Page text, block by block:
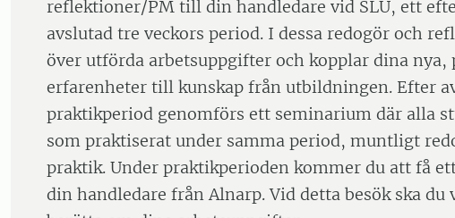
reflektioner/PM till din handledare vid SLU, ett
avslutad tre veckors period. I dessa redogör och
över utförda arbetsuppgifter och kopplar dina nya,
erfarenheter till kunskap från utbildningen. Efter
praktikperiod genomförs ett seminarium där alla
som praktiserat under samma period, muntligt
praktik. Under praktikperioden kommer du att få
din handledare från Alnarp. Vid detta besök ska du